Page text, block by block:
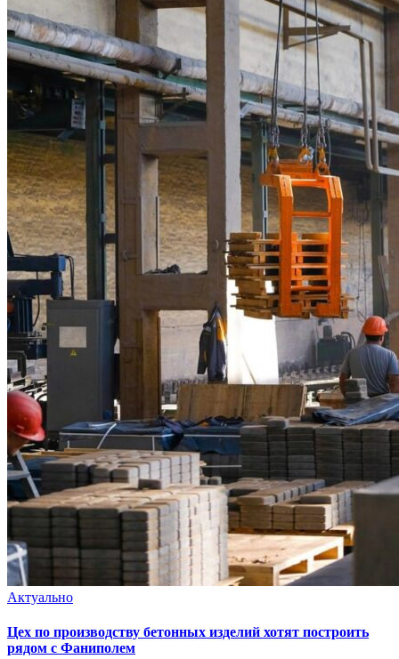
Актуально
Цех по производству бетонных изделий хотят построить
рядом с Фаниполем